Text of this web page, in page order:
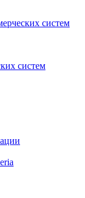
систем
систем